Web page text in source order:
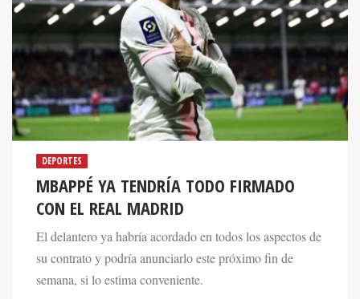
DEPORTES
MBAPPÉ YA TENDRÍA TODO FIRMADO
CON EL REAL MADRID
El delantero ya habría acordado en todos los aspectos de
su contrato y podría anunciarlo este próximo fin de
semana, si lo estima conveniente.